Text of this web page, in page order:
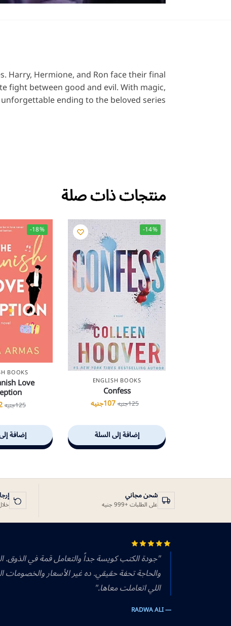
Harry, Hermione, and Ron face their final
fight between good and evil. With magic,
ending to the beloved series.
منتجات ذات صلة
-14%
ENGLISH BOOKS
Confess
125جنيه107جنيه
إضافة إلى السلة
-18%
BOOKS
Love
125جنيه
إضافة
شحن مجاني
على الطلبات +999 جنيه خلال 14 يومًا من
"جودة الكتب كويسة جداً والتعامل قمة في الذوق.
والحاجة تحفة حقيقي. ده غير الأسعار
اللي اتعاملت معاها."
— RADWA ALI